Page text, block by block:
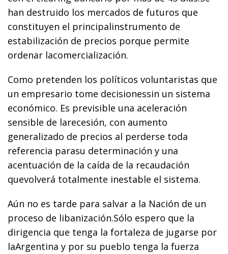
han destruido los mercados de futuros que
constituyen el principalinstrumento de
estabilización de precios porque permite
ordenar lacomercialización.
Como pretenden los políticos voluntaristas que
un empresario tome decisionessin un sistema
económico. Es previsible una aceleración
sensible de larecesión, con aumento
generalizado de precios al perderse toda
referencia parasu determinación y una
acentuación de la caída de la recaudación
quevolverá totalmente inestable el sistema.
Aún no es tarde para salvar a la Nación de un
proceso de libanización.Sólo espero que la
dirigencia que tenga la fortaleza de jugarse por
laArgentina y por su pueblo tenga la fuerza